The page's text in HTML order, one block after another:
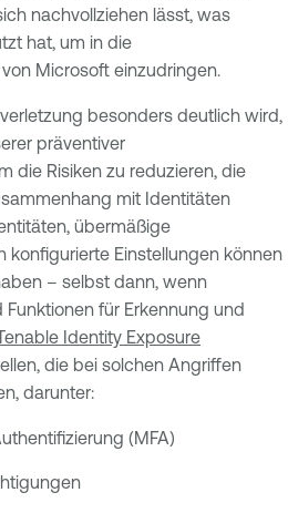
nachvollziehen lässt, was
hat, um in die
Microsoft einzudringen.
besonders deutlich wird,
präventiver
die Risiken zu reduzieren, die
mit Identitäten
übermäßige
konfigurierte Einstellungen können
– selbst dann, wenn
für Erkennung und
Identity Exposure
die bei solchen Angriffen
darunter:
(MFA)